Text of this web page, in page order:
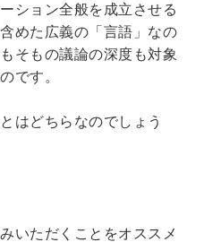
ション全般を成立させる
めた広義の「言語」なの
そもの議論の深度も対象
です。
はどちらなのでしょう
いただくことをオススメ